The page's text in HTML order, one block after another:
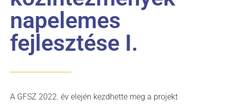
napelemes
fejlesztése I.
A GFSZ 2022. év elején kezdhette meg a projekt